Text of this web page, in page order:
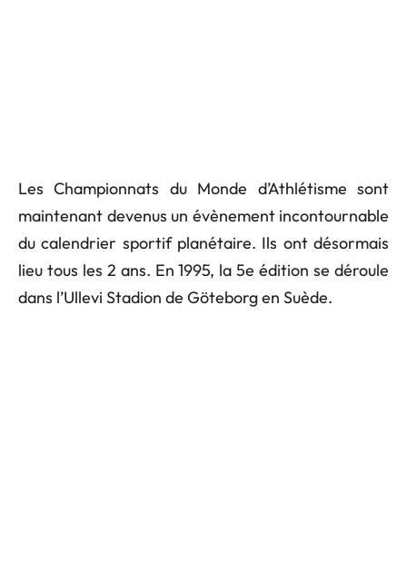
Les Championnats du Monde d’Athlétisme sont
maintenant devenus un évènement incontournable
du calendrier sportif planétaire. Ils ont désormais
lieu tous les 2 ans. En 1995, la 5e édition se déroule
dans l’Ullevi Stadion de Göteborg en Suède.